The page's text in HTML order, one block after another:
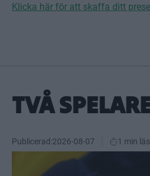
Klicka här för att skaffa ditt
TVÅ
Publicerad:2026-08-07 1 min